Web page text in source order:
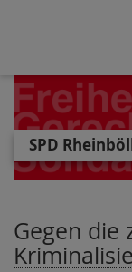
SPD
Gegen die